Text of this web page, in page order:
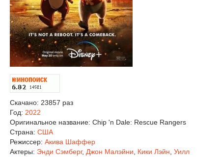
Скачано: 23857 раз
Год: 2022
Оригинальное название: Chip 'n Dale: Rescue Rangers
Страна: США
Режиссер: Акива Шаффер
Актеры: Энди Сэмберг, Джон Малэйни Кики Лэйн Уилл